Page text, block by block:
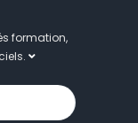
formation,